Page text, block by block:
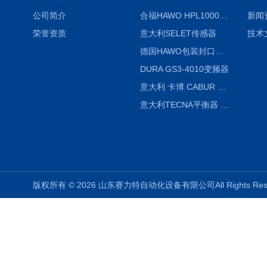
公司简介
荣誉资质
合福HAWO HPL1000AS封口机
意大利SELET传感器
DURA GS3-4010变频器
新闻
技术
版权所有 © 2026 山东赛力特自动化设备有限公司All Rights